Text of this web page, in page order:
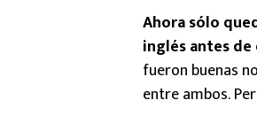
Ahora sólo
inglés antes
fueron buenas
entre ambos.